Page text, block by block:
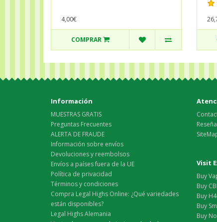
4,00€
COMPRAR
Información
MUESTRAS GRATIS
Preguntas Frecuentes
ALERTA DE FRAUDE
Información sobre envíos
Devoluciones y reembolsos
Envíos a países fuera de la UE
Política de privacidad
Términos y condiciones
Compra Legal Highs Online: ¿Qué variedades
están disponibles?
Legal Highs Alemania
Visit
Buy
Buy
Buy
Buy
Buy